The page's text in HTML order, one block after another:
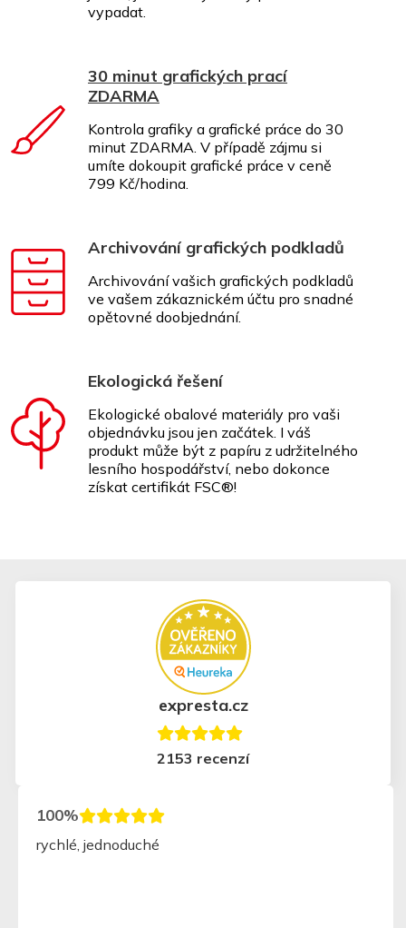
vypadat.
30 minut grafických prací
ZDARMA
Kontrola grafiky a grafické práce do 30
minut ZDARMA. V případě zájmu si
umíte dokoupit grafické práce v ceně
799 Kč/hodina.
Archivování grafických podkladů
Archivování vašich grafických podkladů
ve vašem zákaznickém účtu pro snadné
opětovné doobjednání.
Ekologická řešení
Ekologické obalové materiály pro vaši
objednávku jsou jen začátek. I váš
produkt může být z papíru z udržitelného
lesního hospodářství, nebo dokonce
získat certifikát FSC®!
expresta.cz
2153 recenzí
100%
rychlé, jednoduché